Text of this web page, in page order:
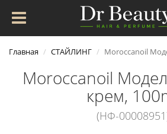
Главная СТАЙЛИНГ Moroccanoil
Moroccanoil
крем,
(НФ-